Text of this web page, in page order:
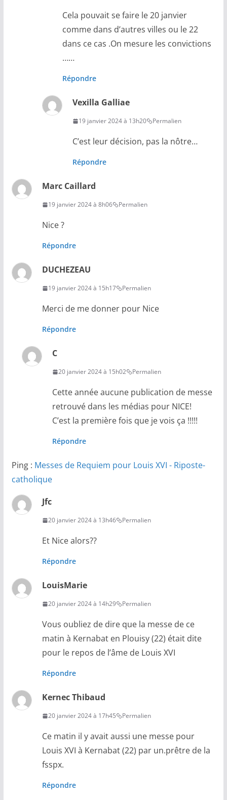
Cela pouvait se faire le 20 janvier
comme dans d’autres villes ou le 22
dans ce cas .On mesure les convictions
……
Répondre
Vexilla Galliae
19 janvier 2024 à 13h20 Permalien
C’est leur décision, pas la nôtre…
Répondre
Marc Caillard
19 janvier 2024 à 8h06 Permalien
Nice ?
Répondre
DUCHEZEAU
19 janvier 2024 à 15h17 Permalien
Merci de me donner pour Nice
Répondre
C
20 janvier 2024 à 15h02 Permalien
Cette année aucune publication de messe
retrouvé dans les médias pour NICE!
C’est la première fois que je vois ça !!!!!
Répondre
Ping : Messes de Requiem pour Louis XVI - Riposte-
catholique
Jfc
20 janvier 2024 à 13h46 Permalien
Et Nice alors??
Répondre
LouisMarie
20 janvier 2024 à 14h29 Permalien
Vous oubliez de dire que la messe de ce
matin à Kernabat en Plouisy (22) était dite
pour le repos de l’âme de Louis XVI
Répondre
Kernec Thibaud
20 janvier 2024 à 17h45 Permalien
Ce matin il y avait aussi une messe pour
Louis XVI à Kernabat (22) par un.prêtre de la
fsspx.
Répondre